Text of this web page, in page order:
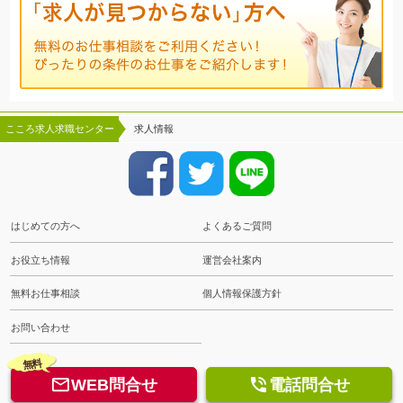
こころ求人求職センター 求人情報
はじめての方へ よくあるご質問
お役立ち情報 運営会社案内
無料お仕事相談 個人情報保護方針
お問い合わせ
無料
WEB問合せ  電話問合せ